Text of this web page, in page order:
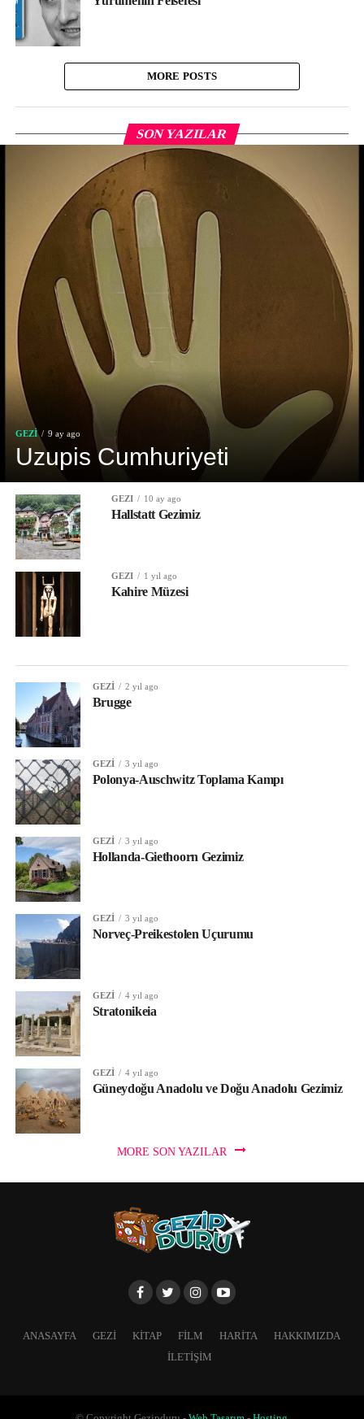
MORE POSTS
SON YAZILAR
GEZI 9 ay ago
Uzupis Cumhuriyeti
GEZI 10 ay ago
Hallstatt Gezimiz
GEZI 1 yıl ago
Kahire Müzesi
GEZI 2 yıl ago
Brugge
GEZI 3 yıl ago
Polonya-Auschwitz Toplama Kampı
GEZI 3 yıl ago
Hollanda-Giethoorn Gezimiz
GEZI 3 yıl ago
Norveç-Preikestolen Uçurumu
GEZI 4 yıl ago
Stratonikeia
GEZI 4 yıl ago
Güneydoğu Anadolu ve Doğu Anadolu Gezimiz
MORE SON YAZILAR
ANASAYFA GEZI KITAP FILM HARITA
HAKKIMIZDA
İLETIŞIM